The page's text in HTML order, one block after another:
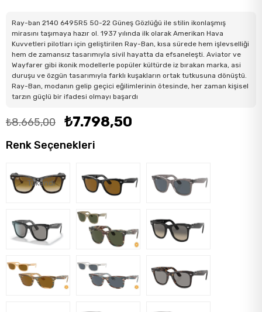
Ray-ban 2140 6495R5 50-22 Güneş Gözlüğü ile stilin ikonlaşmış
mirasını taşımaya hazır ol. 1937 yılında ilk olarak Amerikan Hava
Kuvvetleri pilotları için geliştirilen Ray-Ban, kısa sürede hem işlevselliği
hem de zamansız tasarımıyla sivil hayatta da efsaneleşti. Aviator ve
Wayfarer gibi ikonik modellerle popüler kültürde iz bırakan marka, asi
duruşu ve özgün tasarımıyla farklı kuşakların ortak tutkusuna dönüştü.
Ray-Ban, modanın gelip geçici eğilimlerinin ötesinde, her zaman kişisel
tarzın güçlü bir ifadesi olmayı başardı
₺8.665,00 ₺7.798,50
Renk Seçenekleri
Tükendi